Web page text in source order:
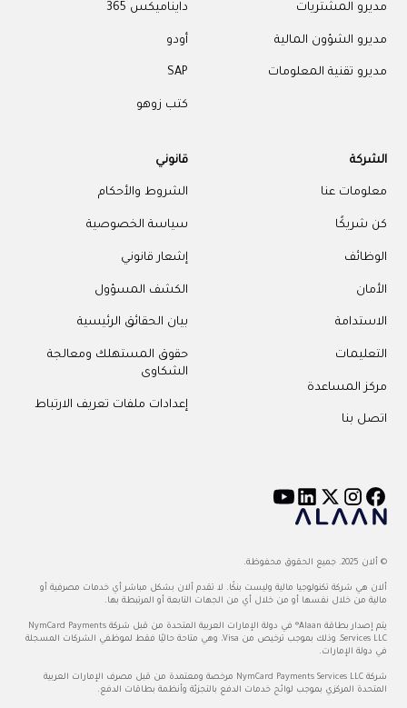
مديرو المشتريات
مديرو الشؤون المالية
مديرو تقنية المعلومات
دايناميكس 365
أودو
SAP
كتب زوهو
الشركة
معلومات عنا
كن شريكًا
الوظائف
الأمان
الاستدامة
التعليمات
مركز المساعدة
اتصل بنا
قانوني
الشروط والأحكام
سياسة الخصوصية
إشعار قانوني
الكشف المسؤول
بيان الحقائق الرئيسية
حقوق المستهلك ومعالجة
الشكاوى
إعدادات ملفات تعريف الارتباط
© ألان 2025. جميع الحقوق محفوظة.
ألان هي شركة تكنولوجيا مالية وليست بنكًا. لا تقدم ألان بشكل مباشر أي خدمات مصرفية أو
مالية من خلال نفسها أو من خلال أي من الجهات التابعة أو المرتبطة بها.
يتم إصدار بطاقة Alaan® في دولة الإمارات العربية المتحدة من قبل شركة NymCard Payments
Services LLC، وذلك بموجب ترخيص من Visa، وهي متاحة حاليًا فقط لموظفي الشركات المسجلة
في دولة الإمارات.
شركة NymCard Payments Services LLC مرخصة ومعتمدة من قبل مصرف الإمارات العربية
المتحدة المركزي بموجب لوائح خدمات الدفع بالتجزئة وأنظمة بطاقات الدفع.